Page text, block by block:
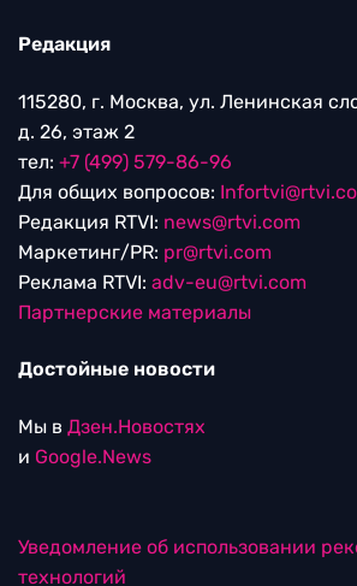
Редакция
115280, г. Москва, ул. Ленинская
д. 26, этаж 2
тел: +7 (499) 579-86-96
Для общих вопросов:
Редакция RTVI: news@rtvi.com
Маркетинг/PR: pr@rtvi.com
Реклама RTVI: adv-eu@rtvi.com
Партнерские материалы
Достойные новости
Мы в Дзен.Новостях
и Google.News
Уведомление об использовании
технологий